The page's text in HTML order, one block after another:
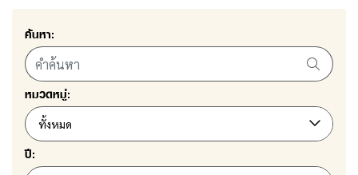
ค้นหา:
หมวดหมู่:
ทั้งหมด
ปี: